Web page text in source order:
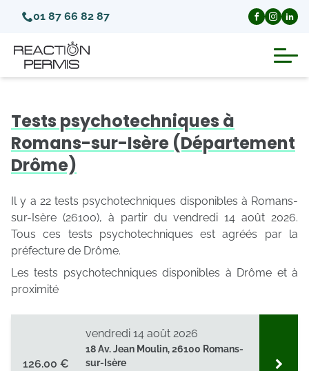
01 87 66 82 87
Invalidation du permis de conduire
Annulation du permis de conduire
Médecins agréés pour le permis
Visite médicale test psychotechnique
Tests psychotechniques à
Romans-sur-Isère (Département
Drôme)
Il y a 22 tests psychotechniques disponibles à Romans-
sur-Isère (26100), à partir du vendredi 14 août 2026.
Tous ces tests psychotechniques est agréés par la
préfecture de Drôme.
Les tests psychotechniques disponibles à Drôme et à
proximité
126.00 €
18 Av. Jean Moulin, 26100 Romans-
sur-Isère
vendredi 14 août 2026